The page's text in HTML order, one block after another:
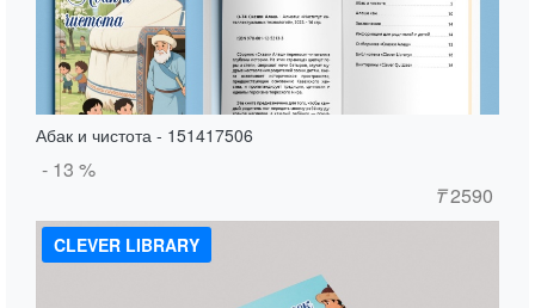
Абак и чистота - 151417506
- 13 %
₸2590
CLEVER LIBRARY